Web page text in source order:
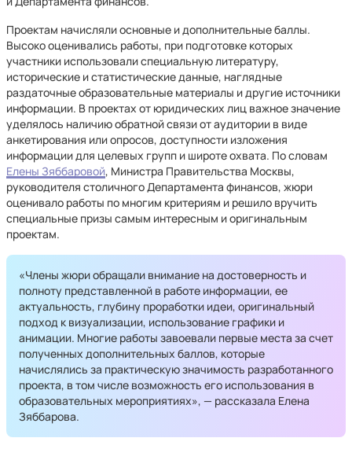
Проектам начисляли основные и дополнительные баллы.
Высоко оценивались работы, при подготовке которых
участники использовали специальную литературу,
исторические и статистические данные, наглядные
раздаточные образовательные материалы и другие источники
информации. В проектах от юридических лиц важное значение
уделялось наличию обратной связи от аудитории в виде
анкетирования или опросов, доступности изложения
информации для целевых групп и широте охвата. По словам
Елены Зяббаровой, Министра Правительства Москвы,
руководителя столичного Департамента финансов, жюри
оценивало работы по многим критериям и решило вручить
специальные призы самым интересным и оригинальным
проектам.
«Члены жюри обращали внимание на достоверность и
полноту представленной в работе информации, ее
актуальность, глубину проработки идеи, оригинальный
подход к визуализации, использование графики и
анимации. Многие работы завоевали первые места за счет
полученных дополнительных баллов, которые
начислялись за практическую значимость разработанного
проекта, в том числе возможность его использования в
образовательных мероприятиях», — рассказала Елена
Зяббарова.